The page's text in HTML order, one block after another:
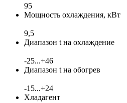
95
Мощность охлаждения, кВт
9,5
Диапазон t на охлаждение
-25...+46
Диапазон t на обогрев
-15...+24
Хладагент